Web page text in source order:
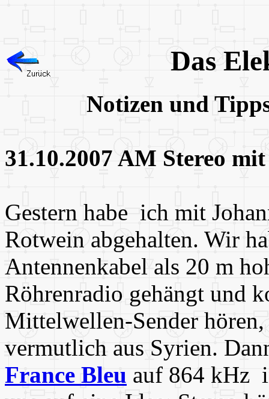
Das
Notizen und
31.10.2007 AM Stereo
Gestern habe ich mit
Rotwein abgehalten. Wir
Antennenkabel als 20 m
Röhrenradio gehängt und
Mittelwellen-Sender hören,
vermutlich aus Syrien.
France Bleu auf 864 kHz